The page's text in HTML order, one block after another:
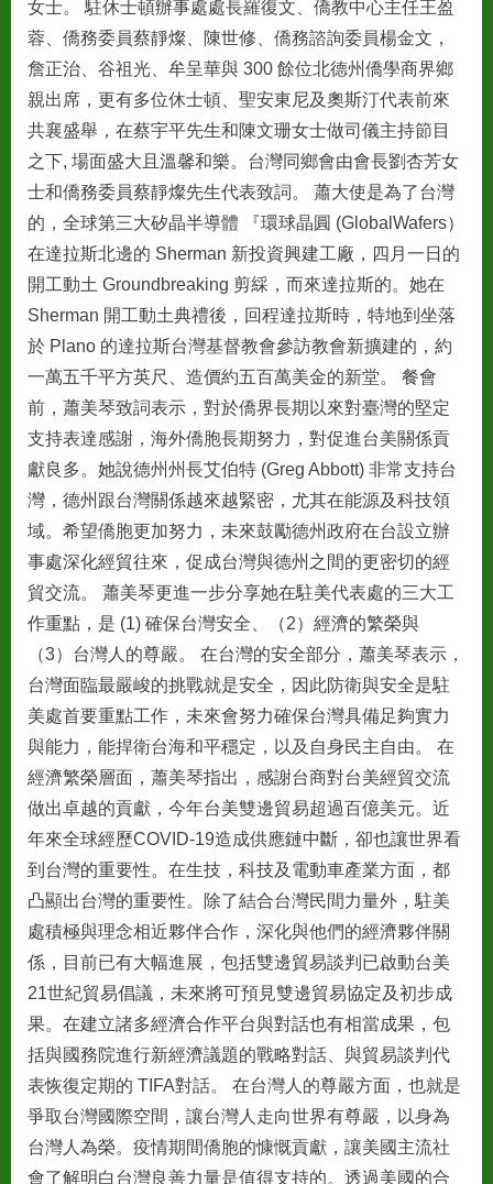
大
士
德
親
女士。 駐休士頓辦事處處長羅復文、僑教中心主任王盈
蓉、僑務委員蔡靜燦、陳世修、僑務諮詢委員楊金文，
詹正治、谷祖光、牟呈華與 300 餘位北德州僑學商界鄉
親出席，更有多位休士頓、聖安東尼及奧斯汀代表前來
共襄盛舉，在蔡宇平先生和陳文珊女士做司儀主持節目
之下, 場面盛大且溫馨和樂。台灣同鄉會由會長劉杏芳女
士和僑務委員蔡靜燦先生代表致詞。 蕭大使是為了台灣
的，全球第三大矽晶半導體 『環球晶圓 (GlobalWafers）
在達拉斯北邊的 Sherman 新投資興建工廠，四月一日的
開工動土 Groundbreaking 剪綵，而來達拉斯的。她在
Sherman 開工動土典禮後，回程達拉斯時，特地到坐落
於 Plano 的達拉斯台灣基督教會參訪教會新擴建的，約
一萬五千平方英尺、造價約五百萬美金的新堂。 餐會
前，蕭美琴致詞表示，對於僑界長期以來對臺灣的堅定
支持表達感謝，海外僑胞長期努力，對促進台美關係貢
獻良多。她說德州州長艾伯特 (Greg Abbott) 非常支持台
灣，德州跟台灣關係越來越緊密，尤其在能源及科技領
域。希望僑胞更加努力，未來鼓勵德州政府在台設立辦
事處深化經貿往來，促成台灣與德州之間的更密切的經
貿交流。 蕭美琴更進一步分享她在駐美代表處的三大工
作重點，是 (1) 確保台灣安全、（2）經濟的繁榮與
（3）台灣人的尊嚴。 在台灣的安全部分，蕭美琴表示，
台灣面臨最嚴峻的挑戰就是安全，因此防衛與安全是駐
美處首要重點工作，未來會努力確保台灣具備足夠實力
與能力，能捍衛台海和平穩定，以及自身民主自由。 在
經濟繁榮層面，蕭美琴指出，感謝台商對台美經貿交流
做出卓越的貢獻，今年台美雙邊貿易超過百億美元。近
年來全球經歷COVID-19造成供應鏈中斷，卻也讓世界看
到台灣的重要性。在生技，科技及電動車產業方面，都
凸顯出台灣的重要性。除了結合台灣民間力量外，駐美
處積極與理念相近夥伴合作，深化與他們的經濟夥伴關
係，目前已有大幅進展，包括雙邊貿易談判已啟動台美
21世紀貿易倡議，未來將可預見雙邊貿易協定及初步成
果。在建立諸多經濟合作平台與對話也有相當成果，包
括與國務院進行新經濟議題的戰略對話、與貿易談判代
表恢復定期的 TIFA對話。 在台灣人的尊嚴方面，也就是
爭取台灣國際空間，讓台灣人走向世界有尊嚴，以身為
台灣人為榮。疫情期間僑胞的慷慨貢獻，讓美國主流社
會了解明白台灣良善力量是值得支持的。透過美國的合